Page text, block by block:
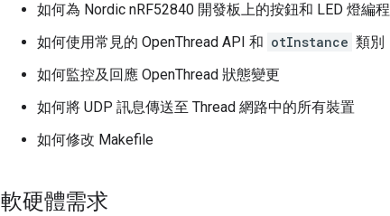
如何為 Nordic nRF52840 開發板上的按鈕和 LED 燈編程
如何使用常見的 OpenThread API 和 otInstance 類別
如何監控及回應 OpenThread 狀態變更
如何將 UDP 訊息傳送至 Thread 網路中的所有裝置
如何修改 Makefile
軟硬體需求